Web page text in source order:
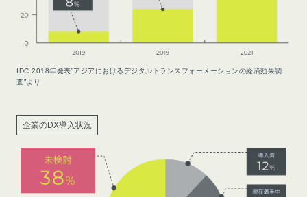
IDC 2018年発表”アジアにおけるデジタルトランスフォーメーションの経済効果調
査”より
企業のDX導入状況